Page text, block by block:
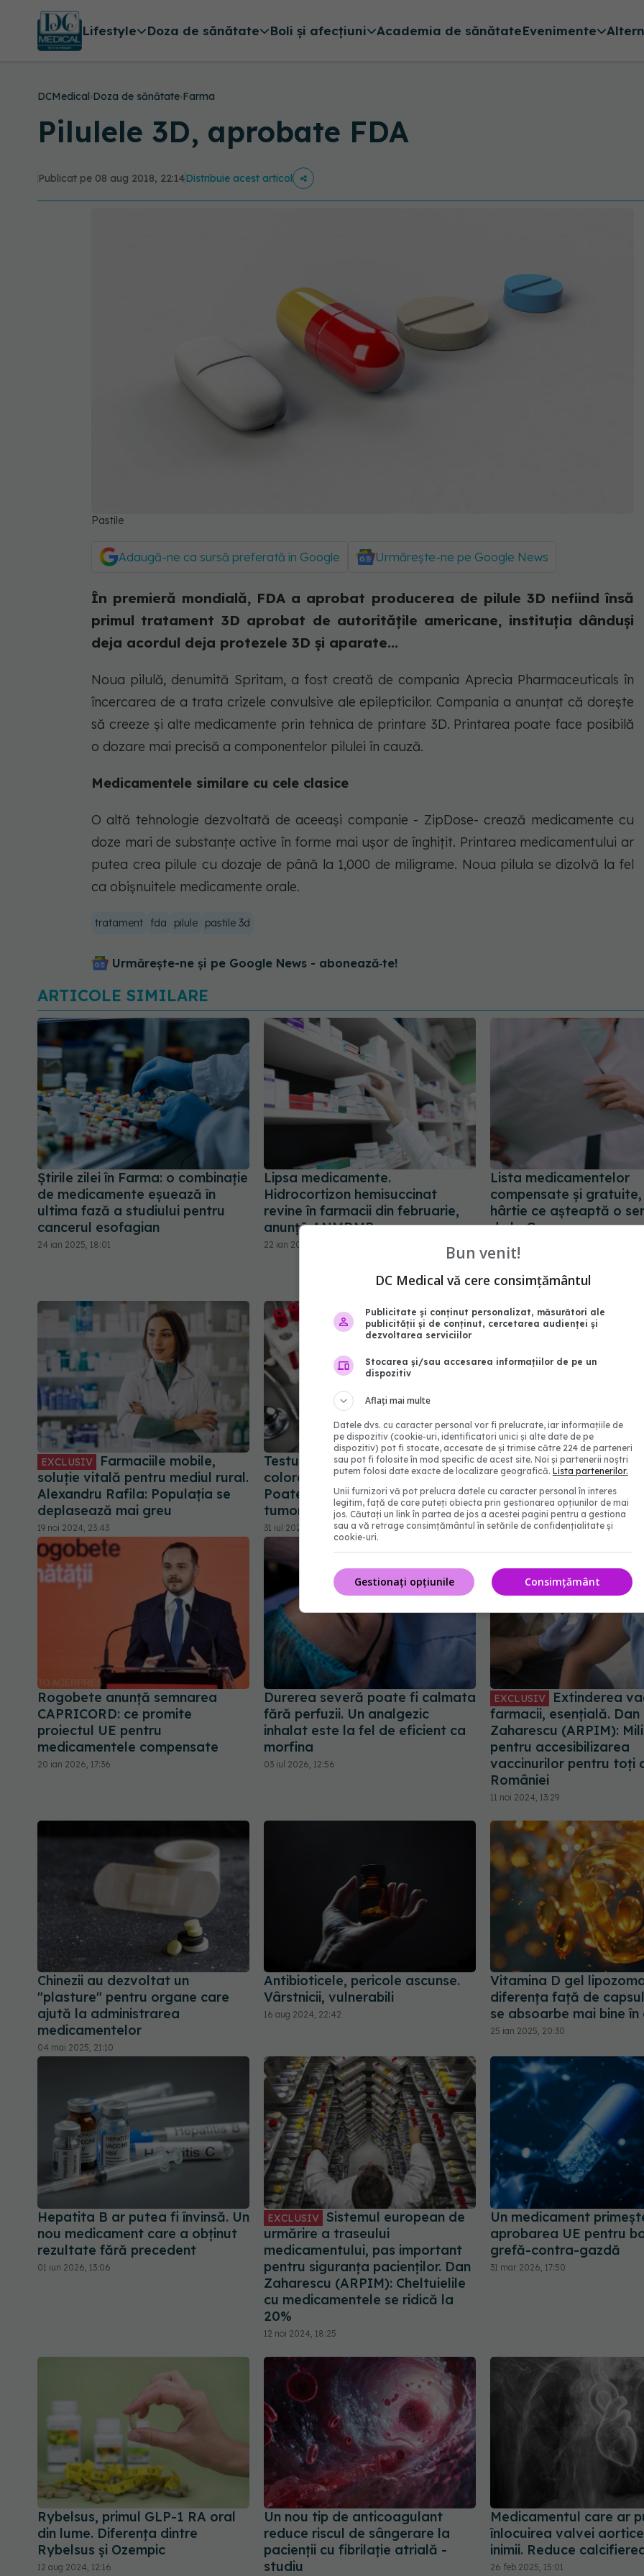
Lifestyle Doza de sănătate Boli și afecțiuni Academia de sănătateEvenimente
DCMedical›Doza de sănătate›Farma
Pilulele 3D, aprobate FDA
Publicat pe 08 aug 2018, 22:14Distribuie acest articol
Pastile
Adaugă-ne ca sursă preferată în Google Urmărește-ne pe Google News
În premieră mondială, FDA a aprobat producerea de pilule 3D nefiind însă
primul tratament 3D aprobat de autorităţile americane, instituția dânduși
deja acordul deja protezele 3D şi aparate...
Noua pilulă, denumită Spritam, a fost creată de compania Aprecia Pharmaceuticals în
încercarea de a trata crizele convulsive ale epilepticilor. Compania a anunţat că doreşte
să creeze şi alte medicamente prin tehnica de printare 3D. Printarea poate face posibilă
o dozare mai precisă a componentelor pilulei în cauză.
Medicamentele similare cu cele clasice
O altă tehnologie dezvoltată de aceeaşi companie - ZipDose- crează medicamente cu
doze mari de substanţe active în forme mai uşor de înghiţit. Printarea medicamentului ar
putea crea pilule cu dozaje de până la 1,000 de miligrame. Noua pilula se dizolvă la fel
ca obişnuitele medicamente orale.
tratament fda pilule pastile 3d
Urmărește-ne și pe Google News - abonează‑te!
ARTICOLE SIMILARE
Știrile zilei în Farma: o combinație
de medicamente eșuează în
ultima fază a studiului pentru
cancerul esofagian
24 ian 2025, 18:01
Lipsa medicamente.
Hidrocortizon hemisuccinat
revine în farmacii din februarie,
anunță ANMDMR
22 ian 2025, 17:07
Lista medicamentelor
compensate şi
hârtie ce aşteaptă o
de la Guvern, spun
ale pacienţilor cronici
30 apr 2025, 21:19
EXCLUSIV
Farmaciile mobile,
soluție vitală pentru mediul rural.
Alexandru Rafila: Populația se
deplasează mai greu
19 noi 2024, 23:43
Testul de sânge pentru cancerul
colorectal, aprobat de FDA.
Poate detecta cu acuratețe
tumorile din colon sau rect
31 iul 2024, 11:45
Știrile zilei în Sănătate
Vitamina A și rujeola.
ÎNCĂLCAT de Donald
10 mar 2025, 09:49
Rogobete anunță semnarea
CAPRICORD: ce promite
proiectul UE pentru
medicamentele compensate
20 ian 2026, 17:36
Durerea severă poate fi calmata
fără perfuzii. Un analgezic
inhalat este la fel de eficient ca
morfina
03 iul 2026, 12:56
EXCLUSIV
Extinderea
farmacii, esențială. Dan
Zaharescu (ARPIM):
pentru accesibilizarea
vaccinurilor pentru toți
României
11 noi 2024, 13:29
Chinezii au dezvoltat un
"plasture" pentru organe care
ajută la administrarea
medicamentelor
04 mai 2025, 21:10
Antibioticele, pericole ascunse.
Vârstnicii, vulnerabili
16 aug 2024, 22:42
Vitamina D gel
diferența față de
se absoarbe mai bine în
25 ian 2025, 20:30
Hepatita B ar putea fi învinsă. Un
nou medicament care a obținut
rezultate fără precedent
01 iun 2026, 13:06
EXCLUSIV Sistemul european de
urmărire a traseului
medicamentului, pas important
pentru siguranța pacienților. Dan
Zaharescu (ARPIM): Cheltuielile
cu medicamentele se ridică la
20%
12 noi 2024, 18:25
Un medicament
aprobarea UE pentru
grefă-contra-gazdă
31 mar 2026, 17:50
Rybelsus, primul GLP-1 RA oral
din lume. Diferența dintre
Rybelsus și Ozempic
12 aug 2024, 12:16
Un nou tip de anticoagulant
reduce riscul de sângerare la
pacienții cu fibrilație atrială -
studiu
Medicamentul care ar
înlocuirea valvei
inimii. Reduce
26 feb 2025, 15:01
Bun venit!
DC Medical vă cere consimțământul
Publicitate și conținut personalizat, măsurători ale
publicității și de conținut, cercetarea audienței și
dezvoltarea serviciilor
Stocarea și/sau accesarea informațiilor de pe un
dispozitiv
Aflați mai multe
Datele dvs. cu caracter personal vor fi prelucrate, iar informațiile de
pe dispozitiv (cookie-uri, identificatori unici și alte date de pe
dispozitiv) pot fi stocate, accesate de și trimise către 224 de parteneri
sau pot fi folosite în mod specific de acest site. Noi și partenerii noștri
putem folosi date exacte de localizare geografică. Lista partenerilor.
Unii furnizori vă pot prelucra datele cu caracter personal în interes
legitim, față de care puteți obiecta prin gestionarea opțiunilor de mai
jos. Căutați un link în partea de jos a acestei pagini pentru a gestiona
sau a vă retrage consimțământul în setările de confidențialitate și
cookie-uri.
Consimțământ
Gestionați opțiunile